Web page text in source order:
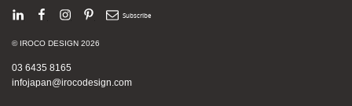
LinkedInFacebook
Instagram
PinterestNewsletter
© IROCO DESIGN 2026
03 6435 8165
infojapan@irocodesign.com